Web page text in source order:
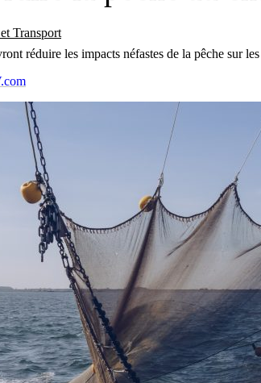
Transport
réduire les impacts néfastes de la pêche sur